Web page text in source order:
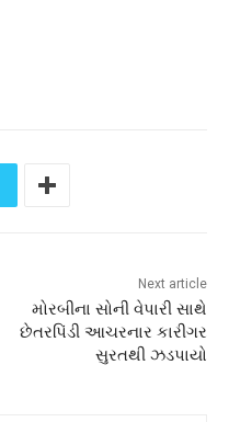
Next article
મોરબીના સોની વેપારી સાથે
છેતરપિંડી આચરનાર કારીગર
સુરતથી ઝડપાયો